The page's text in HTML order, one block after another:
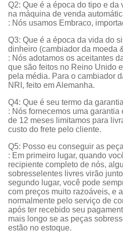
Q2: Que é a época do tipo e
na máquina de venda
: Nós usamos Embraco,
Q3: Que é a época da vida do
dinheiro (cambiador da moeda
: Nós adotamos os aceitantes
que são feitos no Reino Unido
pela média. Para o cambiador
NRI, feito em Alemanha.
Q4: Que é seu termo da
: Nós fornecemos uma
de 12 meses limitamos para
custo do frete pelo cliente.
Q5: Posso eu conseguir as
: Em primeiro lugar, quando
recipiente completo de nós,
sobresselentes livres virão
segundo lugar, você pode
com preços muito razoáveis, e
normalmente pelo serviço de
após ter recebido seu
mais longo se as peças
estão no estoque.